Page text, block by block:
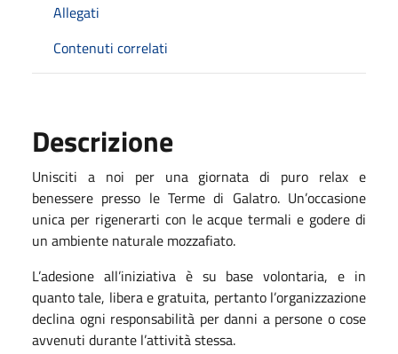
Allegati
Contenuti correlati
Descrizione
Unisciti a noi per una giornata di puro relax e
benessere presso le Terme di Galatro. Un’occasione
unica per rigenerarti con le acque termali e godere di
un ambiente naturale mozzafiato.
L’adesione all’iniziativa è su base volontaria, e in
quanto tale, libera e gratuita, pertanto l’organizzazione
declina ogni responsabilità per danni a persone o cose
avvenuti durante l’attività stessa.